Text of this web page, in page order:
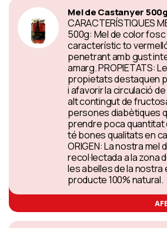
Mel de Castanyer 500g
CARACTERÍSTIQUES
500g: Mel de color fosc
característic to
penetrant amb gust
amarg. PROPIETATS:
propietats destaquen
i afavorir la circulació
alt contingut de
persones diabètiques
prendre poca quantitat
té bones qualitats en
ORIGEN: La nostra
recol·lectada a la zona
les abelles de la nostra
producte 100% natural.